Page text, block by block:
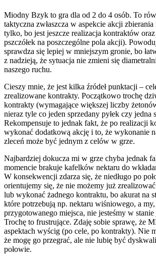
Miodny Bzyk to gra dla od 2 do 4 osób. To
taktyczna zwłaszcza w aspekcie akcji
tylko, bo jest jeszcze realizacja kontraktów
pszczółek na poszczególne pola akcji).
sprawdza się lepiej w mniejszym gronie, bo
z nadzieją, że sytuacja nie zmieni się
naszego ruchu.
Cieszy mnie, że jest kilka źródeł punktacji –
zrealizowane kontrakty. Początkowo trochę
kontrakty (wymagające większej liczby
nieraz tyle co jeden sprzedany pyłek czy jedna
Rekompensuje to jednak fakt, że po realizacji
wykonać dodatkową akcję i to, że wykonanie
zleceń może być jednym z celów w grze.
Najbardziej dokucza mi w grze chyba jednak
momencie brakuje kafelków nektaru do
W konsekwencji zdarza się, że niedługo po
orientujemy się, że nie możemy już
lub wykonać żadnego kontraktu, bo akurat na
które potrzebują np. nektaru wiśniowego, a
przygotowanego miejsca, nie jesteśmy w
Trochę to frustrujące. Zdaję sobie sprawę, że
aspektach wyścig (po cele, po kontrakty). Nie
że mogę go przegrać, ale nie lubię być
połowie.